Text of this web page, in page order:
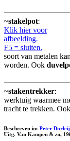
~stakelpot:
Klik hier voor
afbeelding.
F5 = sluiten.
soort van metalen
worden. Ook
~stakentrekker:
werktuig waarmee
tracht te trekken. Ook
Beschreven in: Peter
Uitg. Van Kampen & zn,